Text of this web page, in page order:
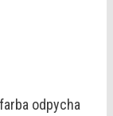
odpycha